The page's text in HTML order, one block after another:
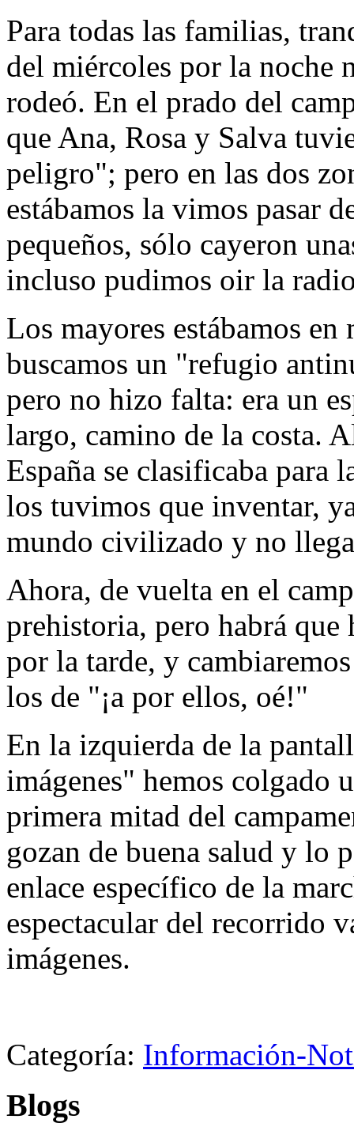
Para todas las familias,
del miércoles por la noche
rodeó. En el prado del
que Ana, Rosa y Salva
peligro"; pero en las dos
estábamos la vimos pasar
pequeños, sólo cayeron
incluso pudimos oir la
Los mayores estábamos
buscamos un "refugio
pero no hizo falta: era un
largo, camino de la costa.
España se clasificaba para
los tuvimos que inventar,
mundo civilizado y no
Ahora, de vuelta en el
prehistoria, pero habrá que
por la tarde, y
los de "¡a por ellos, oé!"
En la izquierda de la
imágenes" hemos colgado
primera mitad del
gozan de buena salud y lo
enlace específico de la
espectacular del recorrido
imágenes.
Categoría: Información-
Blogs